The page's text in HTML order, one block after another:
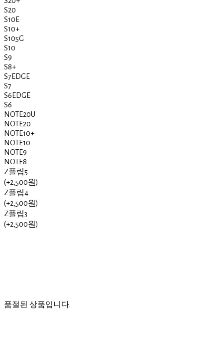
S20
S10E
S10+
S105G
S10
S9
S8+
S7EDGE
S7
S6EDGE
S6
NOTE20U
NOTE20
NOTE10+
NOTE10
NOTE9
NOTE8
Z플립5
(+2,500원)
Z플립4
(+2,500원)
Z플립3
(+2,500원)
품절된 상품입니다.